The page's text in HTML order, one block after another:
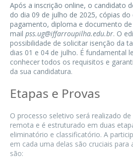
Após a inscrição online, o candidato
do dia 09 de julho de 2025, cópias
pagamento, diploma e documento
mail pss.ug@iffarroupilha.edu.br. O
possibilidade de solicitar isenção da
dias 01 e 04 de julho. É fundamental
conhecer todos os requisitos e
da sua candidatura.
Etapas e Provas
O processo seletivo será realizado
remota e é estruturado em duas
eliminatório e classificatório. A
em cada uma delas são cruciais para
são: